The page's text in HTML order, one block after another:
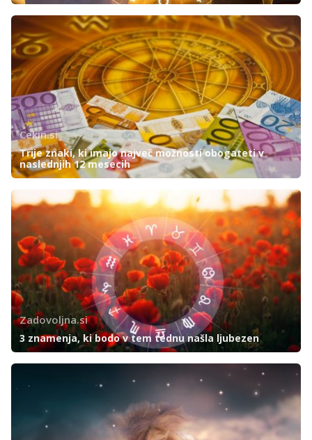
Cekin.si
Trije znaki, ki imajo največ možnosti obogateti v
naslednjih 12 mesecih
Zadovoljna.si
3 znamenja, ki bodo v tem tednu našla ljubezen